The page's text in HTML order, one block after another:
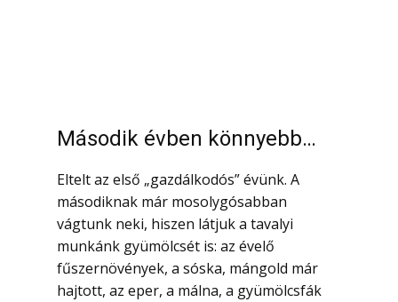
Második évben könnyebb…
Eltelt az első „gazdálkodós” évünk. A
másodiknak már mosolygósabban
vágtunk neki, hiszen látjuk a tavalyi
munkánk gyümölcsét is: az évelő
fűszernövények, a sóska, mángold már
hajtott, az eper, a málna, a gyümölcsfák